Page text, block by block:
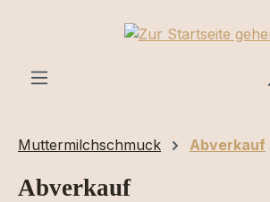
Zum Hauptinhalt springen
Muttermilchschmuck Abverkauf
Abverkauf